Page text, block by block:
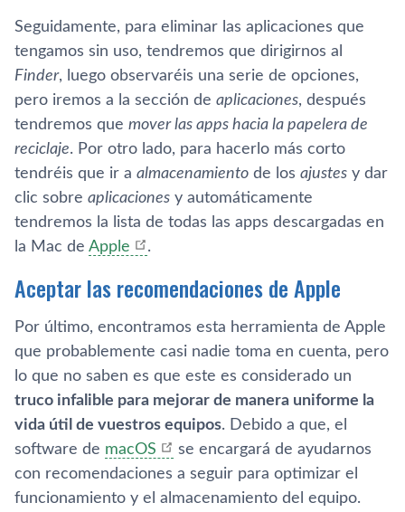
Seguidamente, para eliminar las aplicaciones que
tengamos sin uso, tendremos que dirigirnos al
Finder, luego observaréis una serie de opciones,
pero iremos a la sección de aplicaciones, después
tendremos que mover las apps hacia la papelera de
reciclaje. Por otro lado, para hacerlo más corto
tendréis que ir a almacenamiento de los ajustes y dar
clic sobre aplicaciones y automáticamente
tendremos la lista de todas las apps descargadas en
la Mac de Apple .
Aceptar las recomendaciones de Apple
Por último, encontramos esta herramienta de Apple
que probablemente casi nadie toma en cuenta, pero
lo que no saben es que este es considerado un
truco infalible para mejorar de manera uniforme la
vida útil de vuestros equipos. Debido a que, el
software de macOS
se encargará de ayudarnos
con recomendaciones a seguir para optimizar el
funcionamiento y el almacenamiento del equipo.